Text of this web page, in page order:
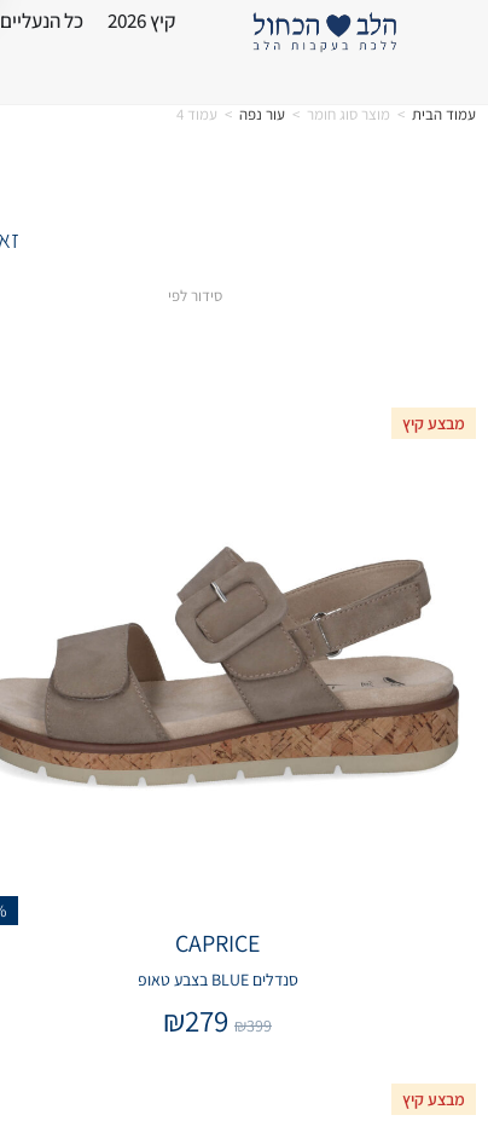
קיץ 2026 כל הנעליים
עמוד הבית > מוצר סוג חומר > עור נפה > עמוד 4
סידור לפי
מבצע קיץ
CAPRICE
סנדלים BLUE בצבע טאופ
₪399
₪279
מבצע קיץ